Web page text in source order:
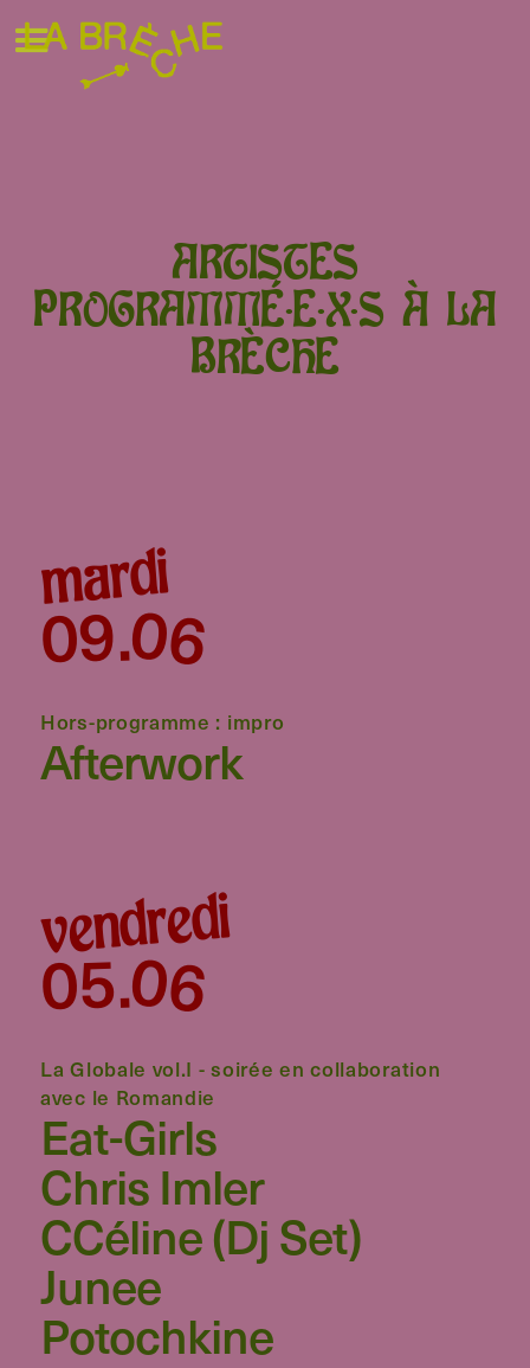
ARTISTES
PROGRAMMÉ·E·X·S À LA
BRÈCHE
mardi
06
.
09
Hors-programme : impro
Afterwork
vendredi
06
.
05
La Globale vol.I - soirée en collaboration
avec le Romandie
Eat-Girls
Chris Imler
CCéline (dj Set)
Junee
Potochkine